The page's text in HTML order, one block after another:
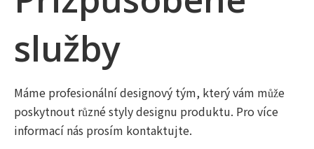
služby
Máme profesionální designový tým, který vám může
poskytnout různé styly designu produktu. Pro více
informací nás prosím kontaktujte.